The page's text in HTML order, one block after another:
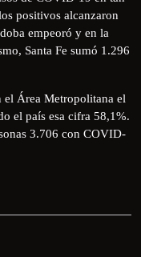
positivos alcanzaron
empeoró y en la
Santa Fe sumó 1.296
el Área Metropolitana el
el país esa cifra 58,1%.
3.706 con COVID-